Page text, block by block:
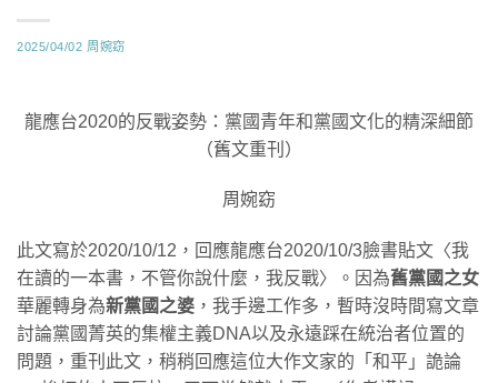
2025/04/02 周婉窈
龍應台2020的反戰姿勢：黨國青年和黨國文化的精深細節
（舊文重刊）
周婉窈
此文寫於2020/10/12，回應龍應台2020/10/3臉書貼文〈我
在讀的一本書，不管你說什麼，我反戰〉。因為舊黨國之女
華麗轉身為新黨國之婆 ，我手邊工作多，暫時沒時間寫文章
討論黨國菁英的集權主義DNA以及永遠踩在統治者位置的
問題，重刊此文，稍稍回應這位大作文家的「和平」詭論